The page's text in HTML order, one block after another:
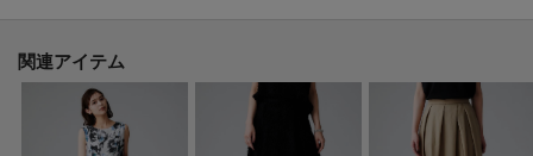
【仕様】
・ポケットなし
・左脇ファスナー
・ウエスト後ろゴム
関連アイテム